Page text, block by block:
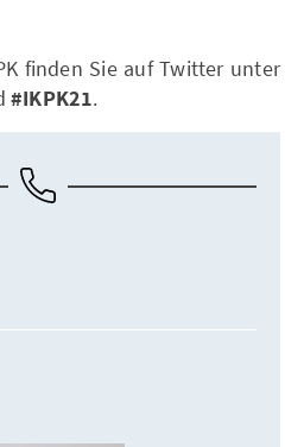
finden Sie auf Twitter unter
#IKPK21.